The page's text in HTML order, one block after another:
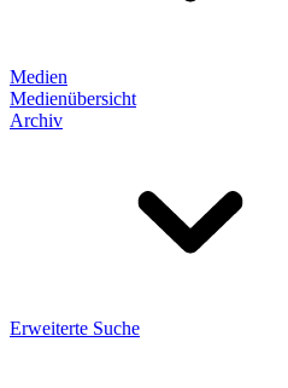
Medien
Medienübersicht
Archiv
Erweiterte Suche